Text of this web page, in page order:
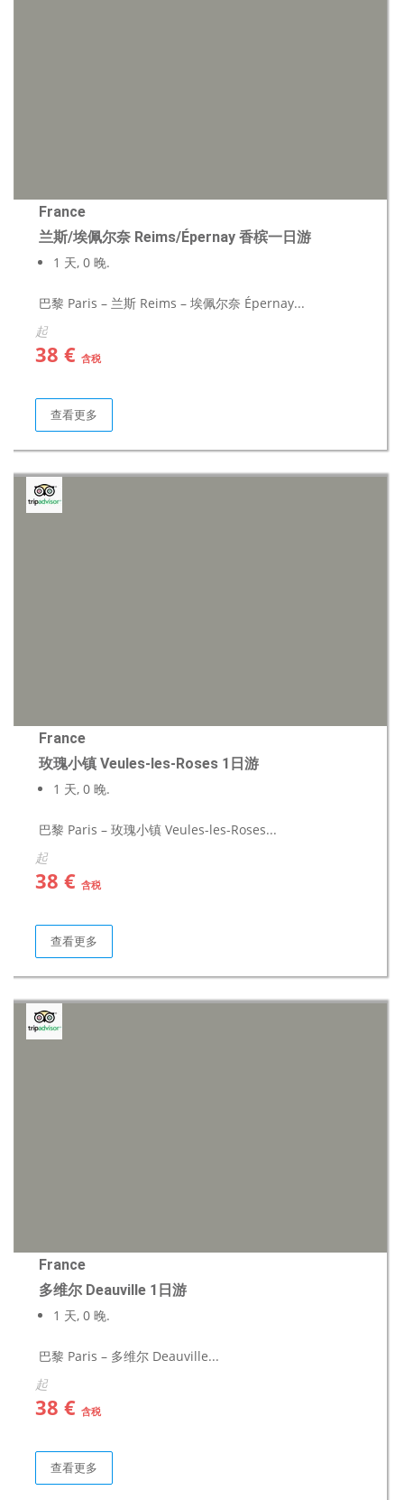
France
兰斯/埃佩尔奈 Reims/Épernay 香槟一日游
1 天, 0 晚.
巴黎 Paris – 兰斯 Reims – 埃佩尔奈 Épernay...
起
38 € 含税
查看更多
France
玫瑰小镇 Veules-les-Roses 1日游
1 天, 0 晚.
巴黎 Paris – 玫瑰小镇 Veules-les-Roses...
起
38 € 含税
查看更多
France
多维尔 Deauville 1日游
1 天, 0 晚.
巴黎 Paris – 多维尔 Deauville...
起
38 € 含税
查看更多